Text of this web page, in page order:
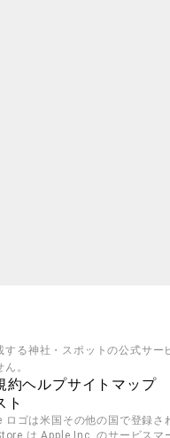
する神社・スポットの公式サー
。
約ヘルプサイトマップ
ト
ロゴは米国その他の国で登録さ
は Apple Inc. のサービスマ